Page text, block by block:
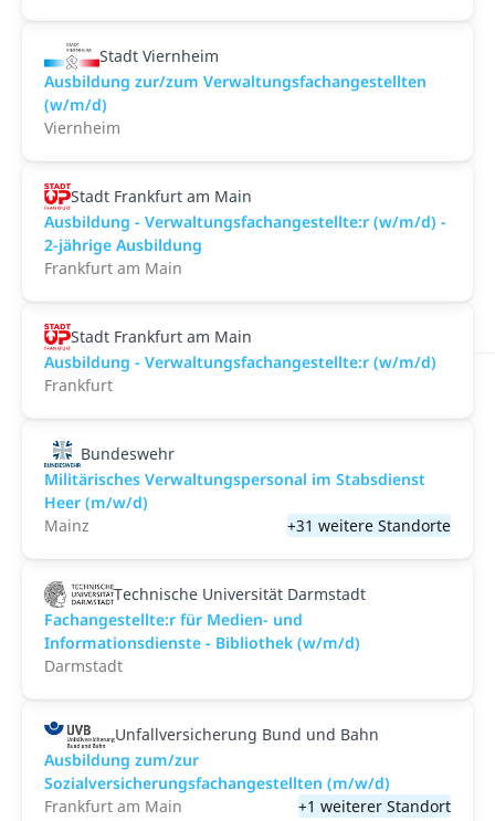
Stadt Viernheim
Ausbildung zur/zum Verwaltungsfachangestellten
(w/m/d)
Viernheim
Stadt Frankfurt am Main
Ausbildung - Verwaltungsfachangestellte:r (w/m/d) -
2-jährige Ausbildung
Frankfurt am Main
Stadt Frankfurt am Main
Ausbildung - Verwaltungsfachangestellte:r (w/m/d)
Frankfurt
Bundeswehr
Militärisches Verwaltungspersonal im Stabsdienst
Heer (m/w/d)
Mainz
+31 weitere Standorte
Technische Universität Darmstadt
Fachangestellte:r für Medien- und
Informationsdienste - Bibliothek (w/m/d)
Darmstadt
Unfallversicherung Bund und Bahn
Ausbildung zum/zur
Sozialversicherungsfachangestellten (m/w/d)
Frankfurt am Main
+1 weiterer Standort